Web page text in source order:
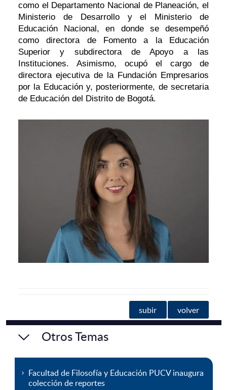
como el Departamento Nacional de Planeación, el
Ministerio de Desarrollo y el Ministerio de
Educación Nacional, en donde se desempeñó
como directora de Fomento a la Educación
Superior y subdirectora de Apoyo a las
Instituciones. Asimismo, ocupó el cargo de
directora ejecutiva de la Fundación Empresarios
por la Educación y, posteriormente, de secretaria
de Educación del Distrito de Bogotá.
subir volver
Otros Temas
Facultad de Filosofía y Educación PUCV inaugura
colección de reportes